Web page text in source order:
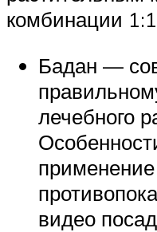
комбинации
Бадан —
лечебного
видео